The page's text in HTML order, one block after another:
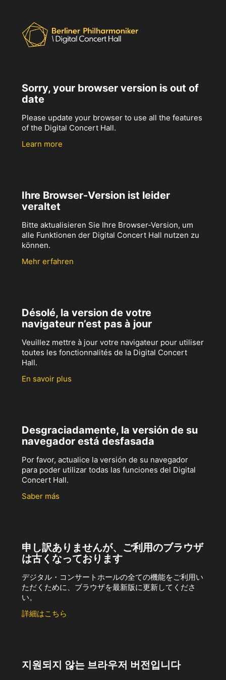
Sorry, your browser version is out of
date
Please update your browser to use all the features
of the Digital Concert Hall.
Learn more
Ihre Browser-Version ist leider
veraltet
Bitte aktualisieren Sie Ihre Browser-Version, um
alle Funktionen der Digital Concert Hall nutzen zu
können.
Mehr erfahren
Désolé, la version de votre
navigateur n’est pas à jour
Veuillez mettre à jour votre navigateur pour utiliser
toutes les fonctionnalités de la Digital Concert
Hall.
En savoir plus
Desgraciadamente, la versión de su
navegador está desfasada
Por favor, actualice la versión de su navegador
para poder utilizar todas las funciones del Digital
Concert Hall.
Saber más
申し訳ありませんが、ご利用のブラウザ
は古くなっております
デジタル・コンサートホールの全ての機能をご利用い
ただくために、ブラウザを最新版に更新してくださ
い。
詳細はこちら
지원되지 않는 브라우저 버전입니다